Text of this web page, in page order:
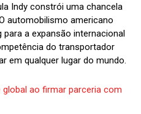
Indy constrói uma chancela
automobilismo americano
a expansão internacional
do transportador
em qualquer lugar do mundo.
ao firmar parceria com